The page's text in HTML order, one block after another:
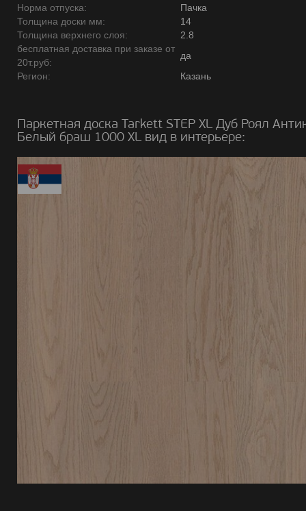
Норма отпуска:
Пачка
Толщина доски мм:
14
Толщина верхнего слоя:
2.8
бесплатная доставка при заказе от
20т.руб:
да
Регион:
Казань
Паркетная доска Tarkett STEP XL Дуб Роял
Белый браш 1000 XL вид в интерьере: